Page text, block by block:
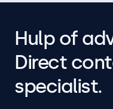
Hulp of
Direct
specialist.